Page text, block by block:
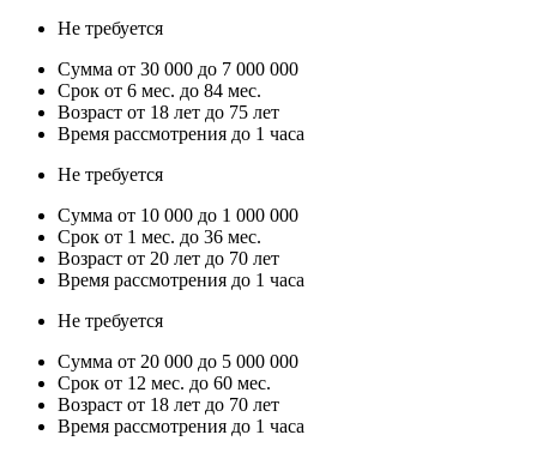
Не требуется
Сумма от 30 000 до 7 000 000
Срок от 6 мес. до 84 мес.
Возраст от 18 лет до 75 лет
Время рассмотрения до 1 часа
Не требуется
Сумма от 10 000 до 1 000 000
Срок от 1 мес. до 36 мес.
Возраст от 20 лет до 70 лет
Время рассмотрения до 1 часа
Не требуется
Сумма от 20 000 до 5 000 000
Срок от 12 мес. до 60 мес.
Возраст от 18 лет до 70 лет
Время рассмотрения до 1 часа